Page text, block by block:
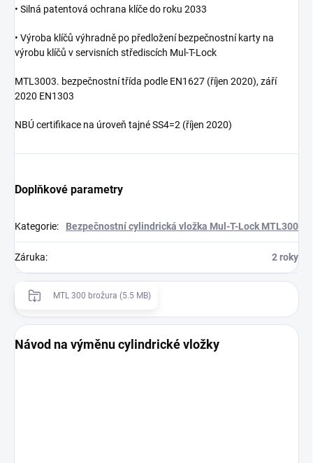
• Silná patentová ochrana klíče do roku 2033
• Výroba klíčů výhradně po předložení bezpečnostní karty na
výrobu klíčů v servisních střediscích Mul-T-Lock
MTL3003. bezpečnostní třída podle EN1627 (říjen 2020), září
2020 EN1303
NBÚ certifikace na úroveň tajné SS4=2 (říjen 2020)
Doplňkové parametry
Kategorie: Bezpečnostní cylindrická vložka Mul-T-Lock MTL300
Záruka: 2 roky
MTL 300 brožura (5.5 MB)
Návod na výměnu cylindrické vložky